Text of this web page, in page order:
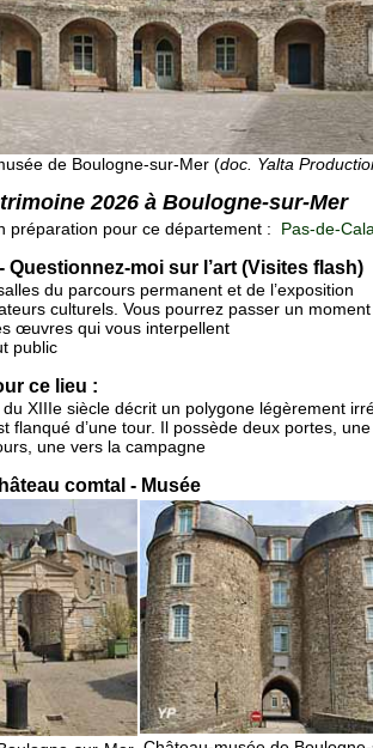
de Boulogne-sur-Mer (doc. Yalta
2026 à Boulogne-sur-Mer
préparation pour ce département : Pas-de-
Questionnez-moi sur l’art (Visites flash)
du parcours permanent et de l’exposition
culturels. Vous pourrez passer un
œuvres qui vous interpellent
public
ce lieu :
XIIIe siècle décrit un polygone légèrement
flanqué d’une tour. Il possède deux portes,
une vers la campagne
comtal - Musée